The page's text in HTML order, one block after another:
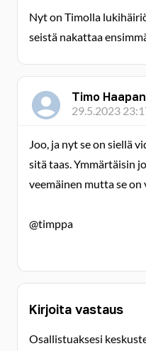
Nyt on Timolla
seistä nakattaa
Timo
29.5.2023
Joo, ja nyt se on siellä
sitä taas. Ymmärtäisin
veemäinen mutta se
@timppa
Kirjoita vastaus
Osallistuaksesi